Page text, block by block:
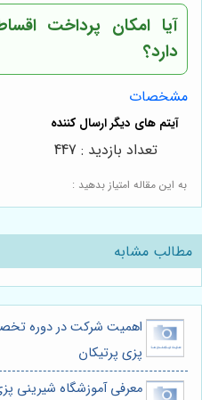
آیا امکان پرداخت
دارد؟
مشخصات
به این مقاله امتیاز بدهید :
تعداد بازدید : 447
مطالب مشابه
اهمیت شرکت در دوره
پزی پرتیکان
معرفی آموزشگاه شیرینی